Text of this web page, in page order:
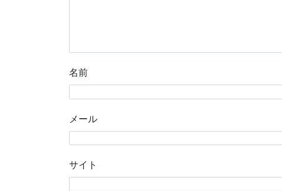
名前
メール
サイト